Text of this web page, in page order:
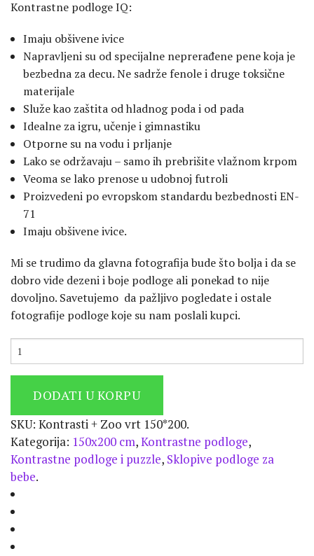
Kontrastne podloge IQ:
Imaju obšivene ivice
Napravljeni su od specijalne neprerađene pene koja je
bezbedna za decu. Ne sadrže fenole i druge toksične
materijale
Služe kao zaštita od hladnog poda i od pada
Idealne za igru, učenje i gimnastiku
Otporne su na vodu i prljanje
Lako se održavaju – samo ih prebrišite vlažnom krpom
Veoma se lako prenose u udobnoj futroli
Proizvedeni po evropskom standardu bezbednosti EN-
71
Imaju obšivene ivice.
Mi se trudimo da glavna fotografija bude što bolja i da se
dobro vide dezeni i boje podloge ali ponekad to nije
dovoljno. Savetujemo da pažljivo pogledate i ostale
fotografije podloge koje su nam poslali kupci.
DODATI U KORPU
SKU: Kontrasti + Zoo vrt 150*200.
Kategorija: 150x200 cm,Kontrastne podloge,
Kontrastne podloge i puzzle, Sklopive podloge za
bebe.